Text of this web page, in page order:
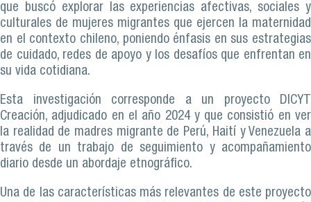
que buscó explorar las experiencias afectivas, sociales y
culturales de mujeres migrantes que ejercen la maternidad
en el contexto chileno, poniendo énfasis en sus estrategias
de cuidado, redes de apoyo y los desafíos que enfrentan en
su vida cotidiana.
Esta investigación corresponde a un proyecto DICYT
Creación, adjudicado en el año 2024 y que consistió en ver
la realidad de madres migrante de Perú, Haití y Venezuela a
través de un trabajo de seguimiento y acompañamiento
diario desde un abordaje etnográfico.
Una de las características más relevantes de este proyecto